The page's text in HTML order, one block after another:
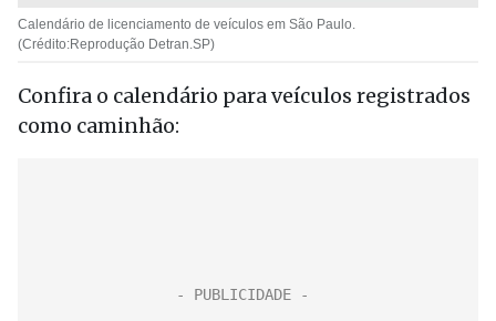
Calendário de licenciamento de veículos em São Paulo.
(Crédito:Reprodução Detran.SP)
Confira o calendário para veículos registrados
como caminhão: